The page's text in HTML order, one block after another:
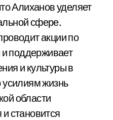
Алиханов уделяет
сфере.
акции по
поддерживает
и культуры в
усилиям жизнь
области
становится